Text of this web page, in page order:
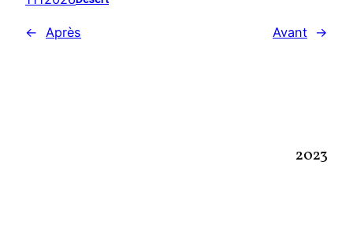
← Après Avant →
2023